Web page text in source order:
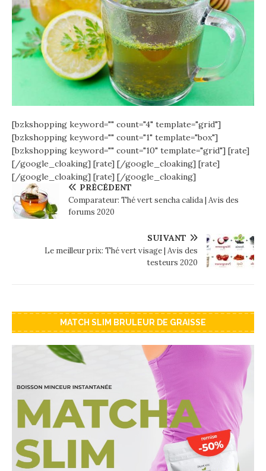
[bzkshopping keyword="" count="4" template="grid"]
[bzkshopping keyword="" count="1" template="box"]
[bzkshopping keyword="" count="10" template="grid"] [rate]
[/google_cloaking] [rate] [/google_cloaking] [rate]
[/google_cloaking] [rate] [/google_cloaking]
PRÉCÉDENT
Comparateur: Thé vert sencha calida | Avis des
forums 2020
SUIVANT
Le meilleur prix: Thé vert visage | Avis des
testeurs 2020
MATCH SLIM BRULEUR DE GRAISSE